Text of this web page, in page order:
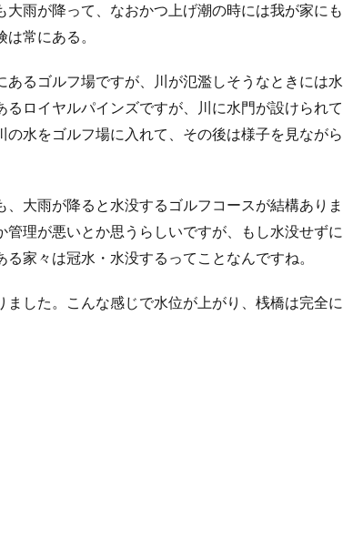
雨が降って、なおかつ上げ潮の時には我が家にも
常にある。
るゴルフ場ですが、川が氾濫しそうなときには水
ロイヤルパインズですが、川に水門が設けられて
水をゴルフ場に入れて、その後は様子を見ながら
大雨が降ると水没するゴルフコースが結構ありま
理が悪いとか思うらしいですが、もし水没せずに
家々は冠水・水没するってことなんですね。
した。こんな感じで水位が上がり、桟橋は完全に